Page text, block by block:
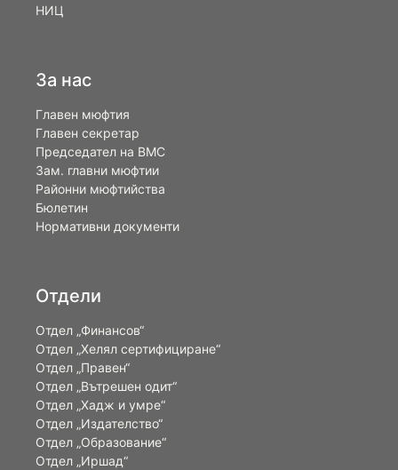
НИЦ
За нас
Главен мюфтия
Главен секретар
Председател на ВМС
Зам. главни мюфтии
Районни мюфтийства
Бюлетин
Нормативни документи
Отдели
Отдел „Финансов“
Отдел „Хелял сертифициране“
Отдел „Правен“
Отдел „Вътрешен одит“
Отдел „Хадж и умре“
Отдел „Издателство“
Отдел „Образование“
Отдел „Иршад“